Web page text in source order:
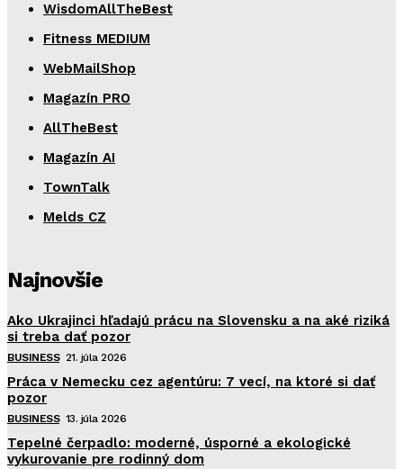
WisdomAllTheBest
Fitness MEDIUM
WebMailShop
Magazín PRO
AllTheBest
Magazín AI
TownTalk
Melds CZ
Najnovšie
Ako Ukrajinci hľadajú prácu na Slovensku a na aké riziká
si treba dať pozor
BUSINESS 21. júla 2026
Práca v Nemecku cez agentúru: 7 vecí, na ktoré si dať
pozor
BUSINESS 13. júla 2026
Tepelné čerpadlo: moderné, úsporné a ekologické
vykurovanie pre rodinný dom